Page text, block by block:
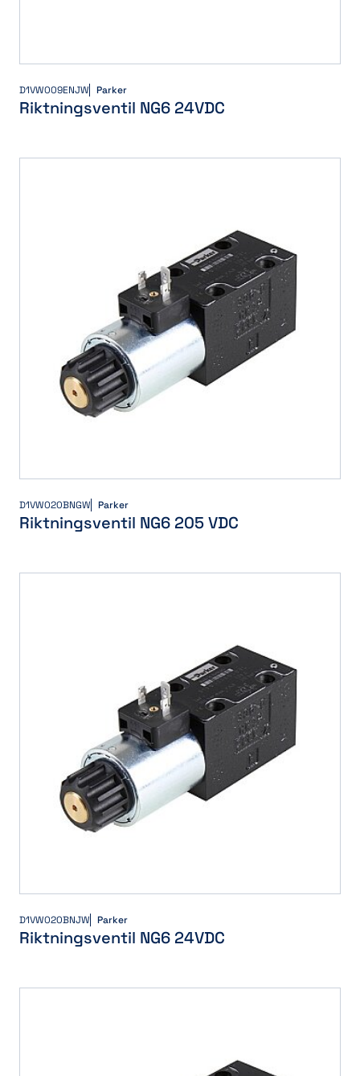
D1VW009ENJW Parker
Riktningsventil NG6 24VDC
D1VW020BNGW Parker
Riktningsventil NG6 205 VDC
D1VW020BNJW Parker
Riktningsventil NG6 24VDC